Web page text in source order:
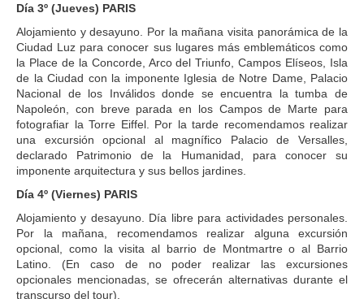
Día 3º (Jueves) PARIS
Alojamiento y desayuno. Por la mañana visita panorámica de la
Ciudad Luz para conocer sus lugares más emblemáticos como
la Place de la Concorde, Arco del Triunfo, Campos Elíseos, Isla
de la Ciudad con la imponente Iglesia de Notre Dame, Palacio
Nacional de los Inválidos donde se encuentra la tumba de
Napoleón, con breve parada en los Campos de Marte para
fotografiar la Torre Eiffel. Por la tarde recomendamos realizar
una excursión opcional al magnífico Palacio de Versalles,
declarado Patrimonio de la Humanidad, para conocer su
imponente arquitectura y sus bellos jardines.
Día 4º (Viernes) PARIS
Alojamiento y desayuno. Día libre para actividades personales.
Por la mañana, recomendamos realizar alguna excursión
opcional, como la visita al barrio de Montmartre o al Barrio
Latino. (En caso de no poder realizar las excursiones
opcionales mencionadas, se ofrecerán alternativas durante el
transcurso del tour).